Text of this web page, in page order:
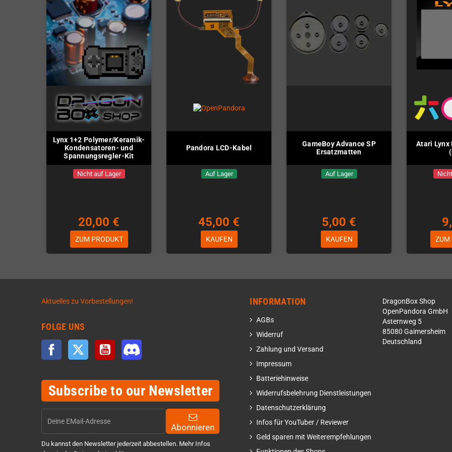
Lynx 1+2 Polymer/Keramik-
Kondensatoren- und
Spannungsregler-Kit
Nicht auf Lager
20,00 €
ZUM PRODUKT
Pandora LCD-Kabel
Auf Lager
45,00 €
KAUFEN
GameBoy Advance SP
Ersatzmatten
Auf Lager
5,00 €
KAUFEN
Atari Lynx
ZUM
Aktuelles zu Vorbestellungen!
FOLGE UNS
Facebook Twitter YouTube
Subscribe to our Newsletter
Abonnieren
Du kannst den Newsletter jederzeit abbestellen. Mehr Infos
INFORMATION
AGBs
Widerruf
Zahlung und Versand
Impressum
Batteriehinweise
Widerrufsbelehrung Dienstleistungen
Datenschutzerklärung
Infos für YouTuber / Reviewer
Geld sparen mit Weiterempfehlungen
DragonBox Shop
OpenPandora GmbH
Asternweg 5
85080 Gaimersheim
Deutschland